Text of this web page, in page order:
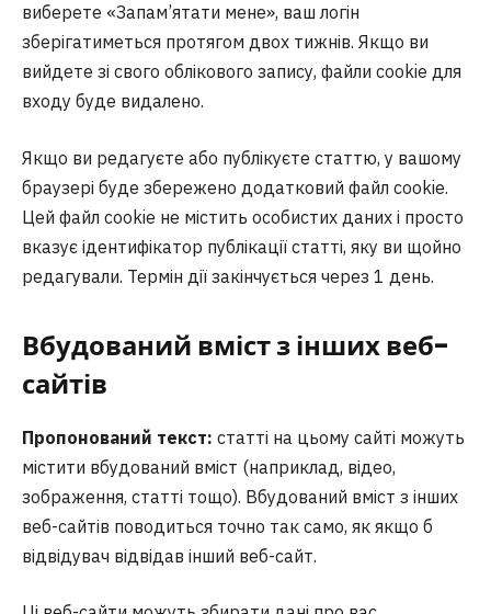
виберете «Запам’ятати мене», ваш логін
зберігатиметься протягом двох тижнів. Якщо ви
вийдете зі свого облікового запису, файли cookie для
входу буде видалено.
Якщо ви редагуєте або публікуєте статтю, у вашому
браузері буде збережено додатковий файл cookie.
Цей файл cookie не містить особистих даних і просто
вказує ідентифікатор публікації статті, яку ви щойно
редагували. Термін дії закінчується через 1 день.
Вбудований вміст з інших веб-
сайтів
Пропонований текст: статті на цьому сайті можуть
містити вбудований вміст (наприклад, відео,
зображення, статті тощо). Вбудований вміст з інших
веб-сайтів поводиться точно так само, як якщо б
відвідувач відвідав інший веб-сайт.